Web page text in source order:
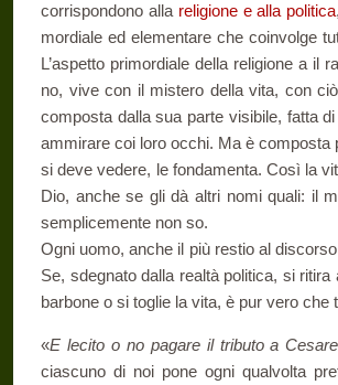
corrispondono alla religione e alla politica
mordiale ed elementare che coinvolge
L’aspetto primordiale della religio­ne a il
no, vive con il mistero della vita, con
composta dalla sua parte visibile, fatta
ammirare coi loro occhi. Ma è composta
si deve vedere, le fondamenta. Così la
Dio, anche se gli dà altri nomi quali: il
semplicemente non so.
Ogni uomo, anche il più restio al
Se, sdegnato dalla realtà politica, si
barbone o si toglie la vita, è pur vero
«E lecito o no pagare il tributo a
ciascuno di noi pone ogni qualvolta